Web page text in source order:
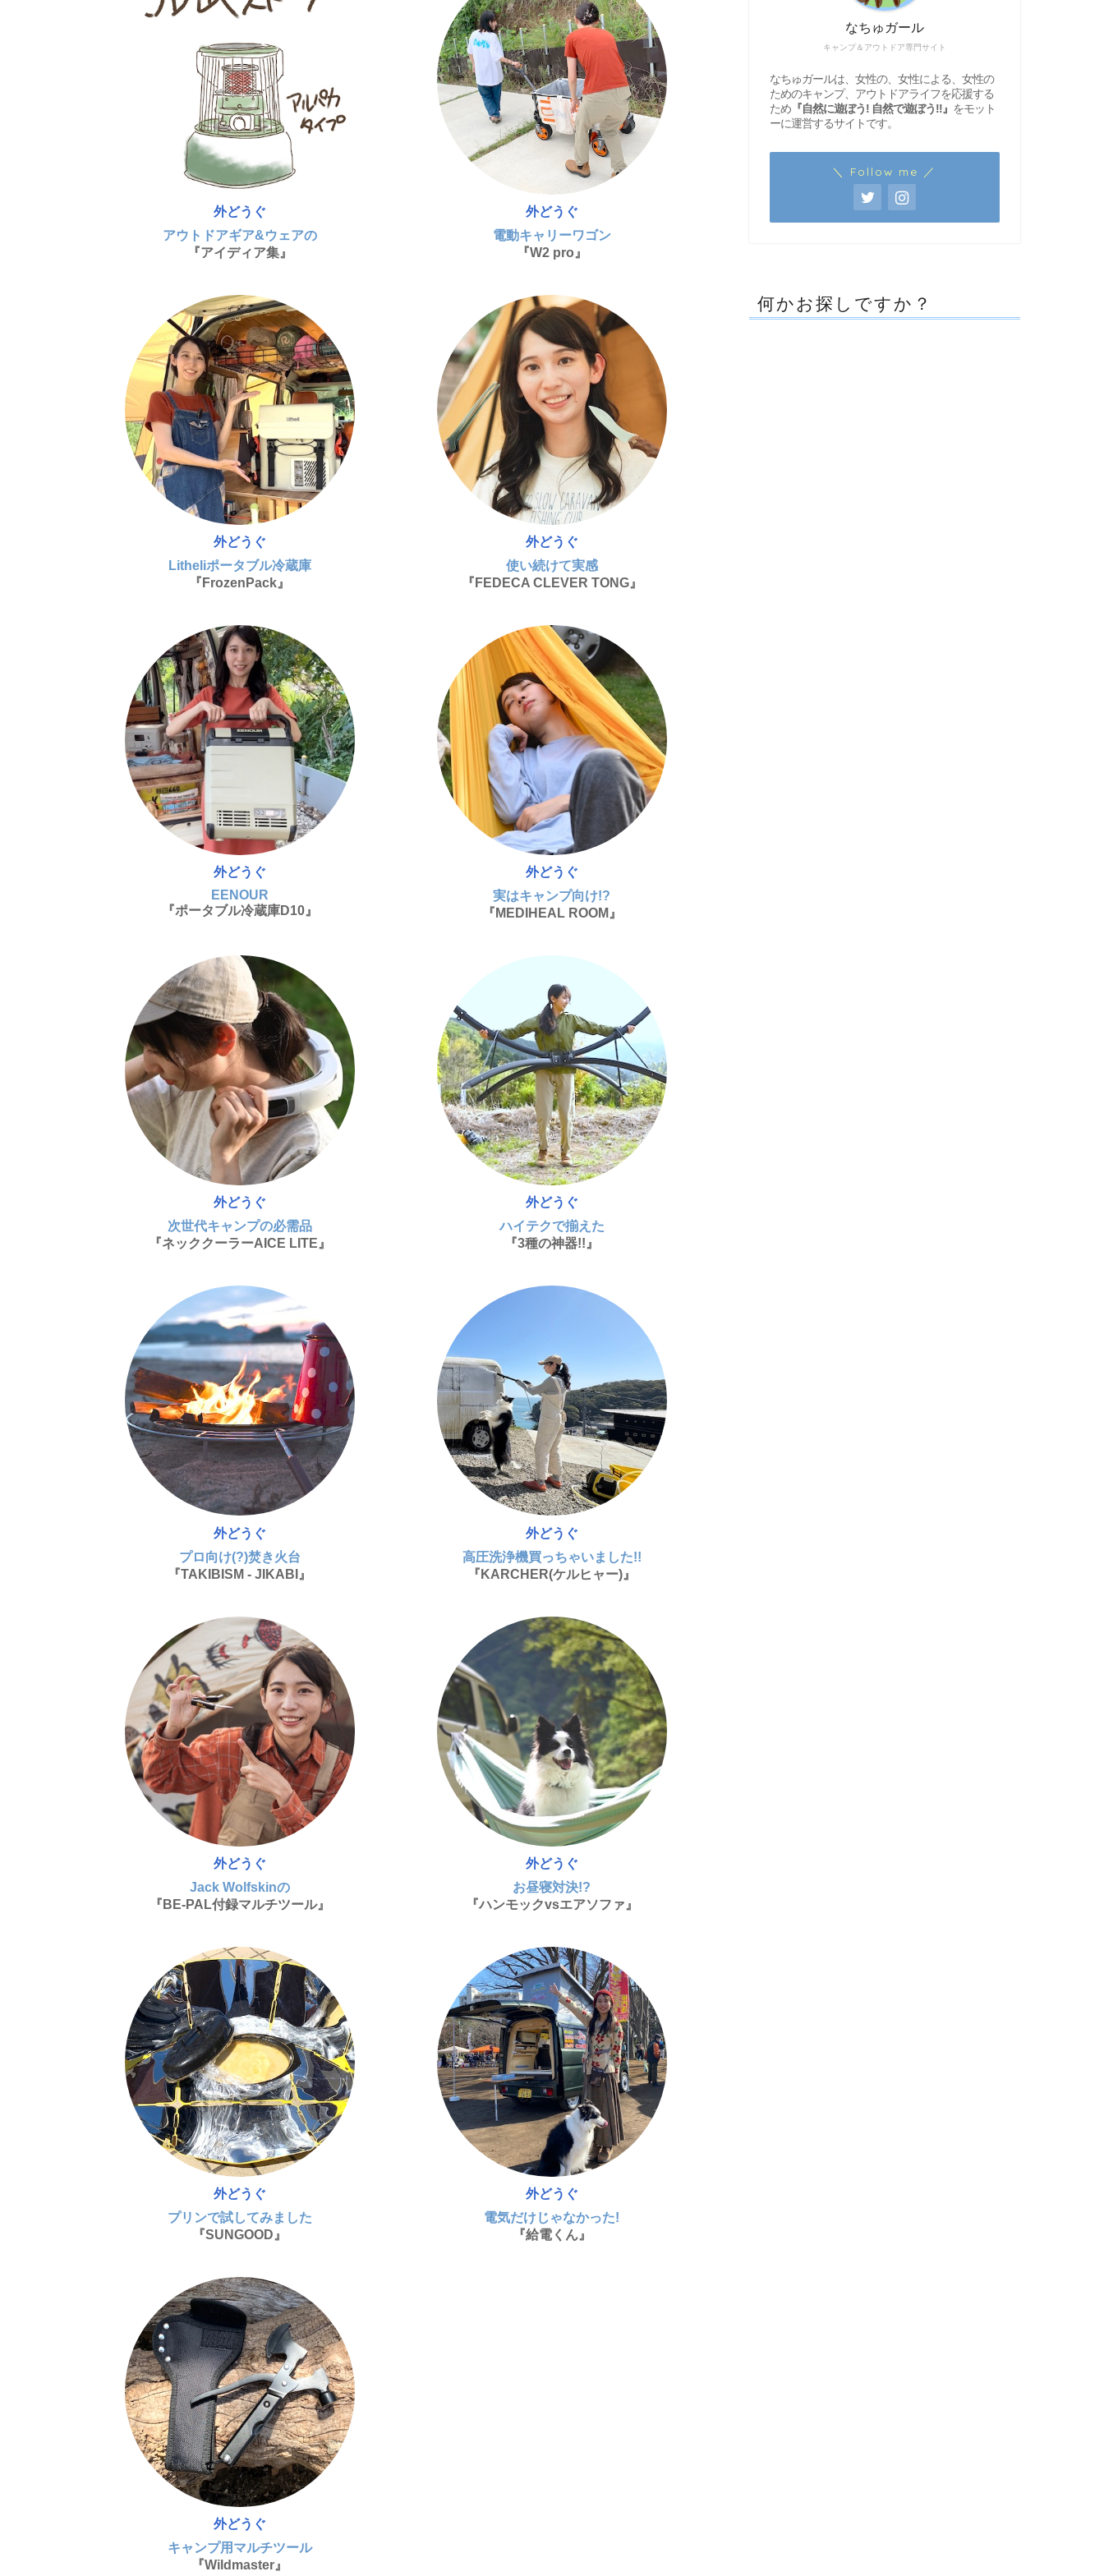
外どうぐ
アウトドアギア&ウェアの
『アイディア集』
外どうぐ
電動キャリーワゴン
『W2 pro』
外どうぐ
Litheliポータブル冷蔵庫
『FrozenPack』
外どうぐ
使い続けて実感
『FEDECA CLEVER TONG』
外どうぐ
EENOUR
『ポータブル冷蔵庫D10』
外どうぐ
実はキャンプ向け!?
『MEDIHEAL ROOM』
外どうぐ
次世代キャンプの必需品
『ネッククーラーAICE LITE』
外どうぐ
ハイテクで揃えた
『3種の神器!!』
外どうぐ
プロ向け(?)焚き火台
『TAKIBISM - JIKABI』
外どうぐ
高圧洗浄機買っちゃいました!!
『KARCHER(ケルヒャー)』
外どうぐ
Jack Wolfskinの
『BE-PAL付録マルチツール』
外どうぐ
お昼寝対決!?
『ハンモックvsエアソファ』
外どうぐ
プリンで試してみました
『SUNGOOD』
外どうぐ
電気だけじゃなかった!
『給電くん』
外どうぐ
キャンプ用マルチツール
『Wildmaster』
キャンプ＆アウトドア専門サイト
なちゅガール
なちゅガールは、女性の、女性による、女性の
ためのキャンプ、アウトドアライフを応援する
ため『自然に遊ぼう! 自然で遊ぼう!!』 をモット
ーに運営するサイトです。
＼ Follow me ／
何かお探しですか？